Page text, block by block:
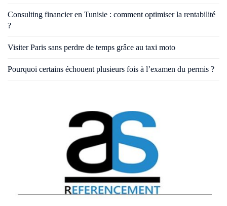
Consulting financier en Tunisie : comment optimiser la rentabilité
?
Visiter Paris sans perdre de temps grâce au taxi moto
Pourquoi certains échouent plusieurs fois à l’examen du permis ?